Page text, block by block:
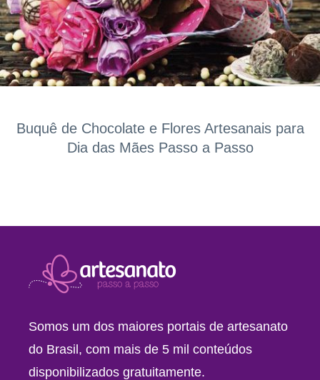
Buquê de Chocolate e Flores Artesanais para
Dia das Mães Passo a Passo
Somos um dos maiores portais de artesanato
do Brasil, com mais de 5 mil conteúdos
disponibilizados gratuitamente.